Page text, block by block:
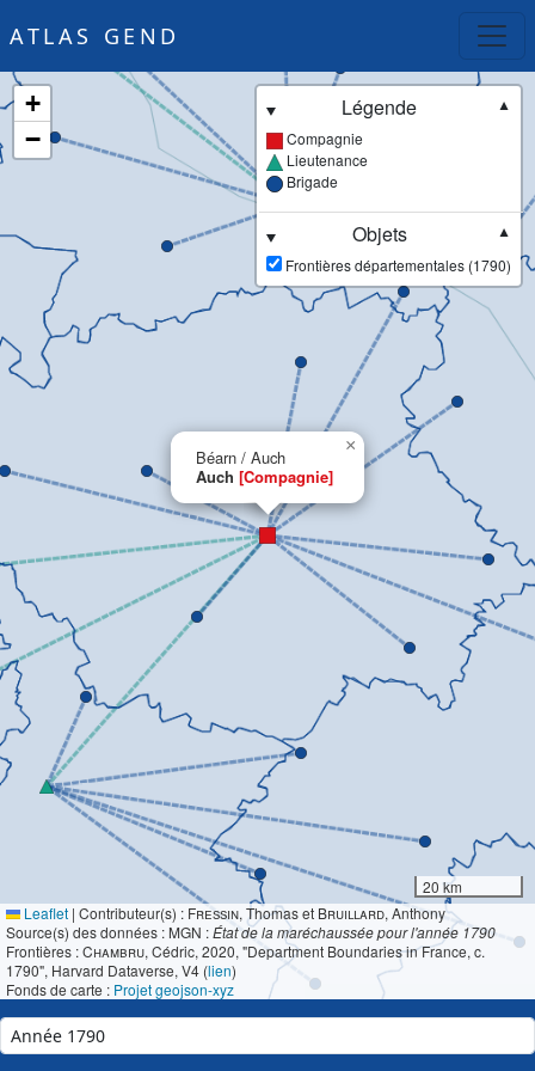
ATLAS GEND
Béarn / Auch
Auch [Compagnie]
×
+
−
Légende
▼
Compagnie
Lieutenance
Brigade
Objets
▼
Frontières départementales (1790)
20 km
Leaflet | Contributeur(s) : Fressin, Thomas et Bruillard, Anthony
Source(s) des données : MGN :État de la maréchaussée pour l'année 1790
Frontières :Chambru, Cédric, 2020, "Department Boundaries in France, c.
1790", Harvard Dataverse, V4 (lien)
Fonds de carte : Projet geojson-xyz